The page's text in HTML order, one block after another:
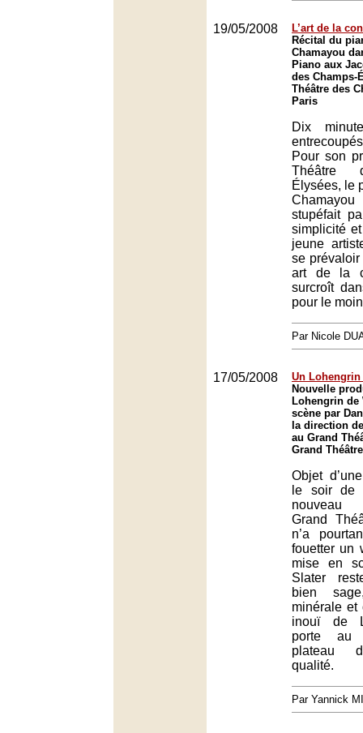
19/05/2008
L’art de la
Récital du
Chamayou
Piano aux
des Champs-
Théâtre des
Paris
Dix
Pour son
Théâtre
Élysées, le
stupéfait
simplicité
jeune
se prévaloir
art de la
surcroît
pour le
Par Nicole
17/05/2008
Un Lohengrin
Nouvelle
Lohengrin de
scène par
la direction
au Grand
Grand
Objet
le soir de
nouveau
Grand
n’a
fouetter un
mise en
Slater
bien
minérale et
inouï de
porte au
plateau
qualité.
Par Yannick